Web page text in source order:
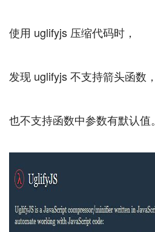
使用 uglifyjs 压缩代码时，
发现 uglifyjs 不支持箭头函数，
也不支持函数中参数有默认值。